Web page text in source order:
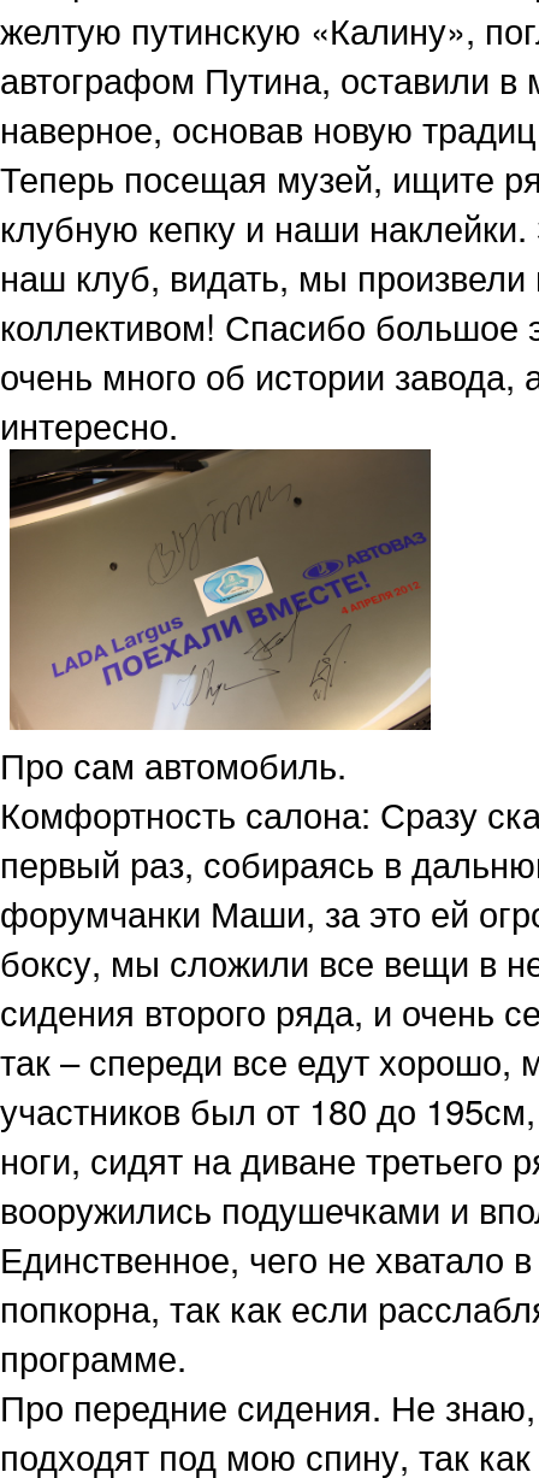
желтую путинскую «Калину»,
автографом Путина, оставили
наверное, основав новую
Теперь посещая музей, ищите
клубную кепку и наши
наш клуб, видать, мы
коллективом! Спасибо большое
очень много об истории
интересно.
Про сам автомобиль.
Комфортность салона: Сразу
первый раз, собираясь в
форумчанки Маши, за это ей
боксу, мы сложили все вещи в
сидения второго ряда, и очень
так – спереди все едут хорошо,
участников был от 180 до
ноги, сидят на диване
вооружились подушечками и
Единственное, чего не хватало
попкорна, так как если
программе.
Про передние сидения. Не
подходят под мою спину, так